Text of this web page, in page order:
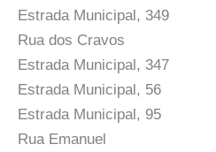
Estrada Municipal, 349
Rua dos Cravos
Estrada Municipal, 347
Estrada Municipal, 56
Estrada Municipal, 95
Rua Emanuel